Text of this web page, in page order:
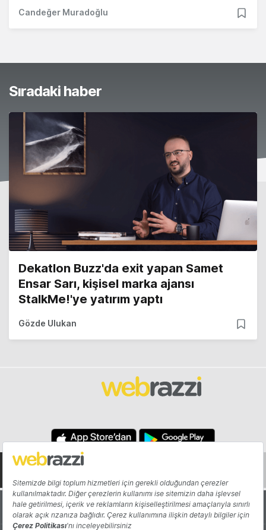
Candeğer Muradoğlu
Sıradaki haber
Dekatlon Buzz'da exit yapan Samet
Ensar Sarı, kişisel marka ajansı
StalkMe!'ye yatırım yaptı
Gözde Ulukan
Hakkında Yazarlar